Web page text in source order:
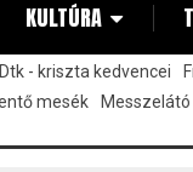
KULTÚRA
Dtk - kriszta kedvencei
mesék Messzelátó